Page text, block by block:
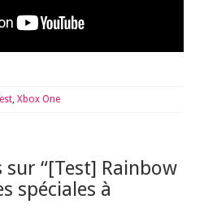
, Xbox One
“[Test] Rainbow
spéciales à